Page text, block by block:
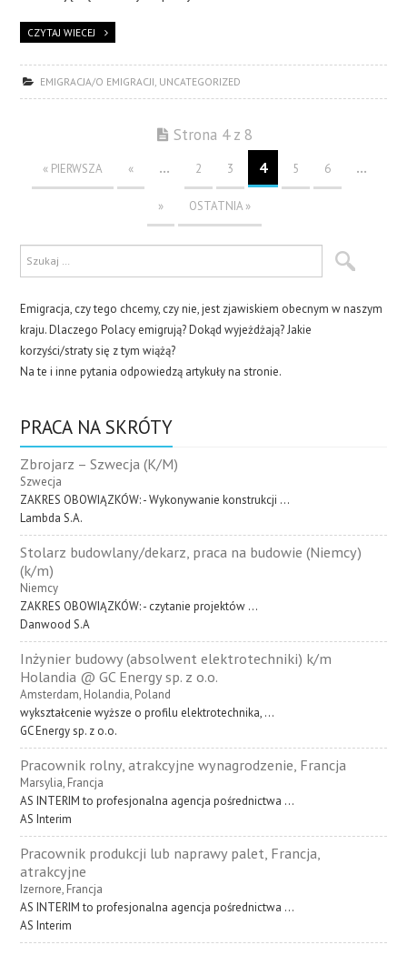
CZYTAJ WIECEJ
EMIGRACJA/O EMIGRACJI UNCATEGORIZED
Strona 4 z 8
« PIERWSZA « ... 2 3 4 5 6 ...
» OSTATNIA »
Emigracja, czy tego chcemy, czy nie, jest zjawiskiem obecnym w naszym
kraju. Dlaczego Polacy emigrują? Dokąd wyjeżdżają? Jakie
korzyści/straty się z tym wiążą?
Na te i inne pytania odpowiedzą artykuły na stronie.
PRACA NA SKRÓTY
Zbrojarz – Szwecja (K/M)
Szwecja
ZAKRES OBOWIĄZKÓW: - Wykonywanie konstrukcji ...
Lambda S.A.
Stolarz budowlany/dekarz, praca na budowie (Niemcy)
(k/m)
Niemcy
ZAKRES OBOWIĄZKÓW: - czytanie projektów ...
Danwood S.A
Inżynier budowy (absolwent elektrotechniki) k/m
Holandia @ GC Energy sp. z o.o.
Amsterdam, Holandia, Poland
wykształcenie wyższe o profilu elektrotechnika, ...
GC Energy sp. z o.o.
Pracownik rolny, atrakcyjne wynagrodzenie, Francja
Marsylia, Francja
AS INTERIM to profesjonalna agencja pośrednictwa ...
AS Interim
Pracownik produkcji lub naprawy palet, Francja,
atrakcyjne
Izernore, Francja
AS INTERIM to profesjonalna agencja pośrednictwa ...
AS Interim